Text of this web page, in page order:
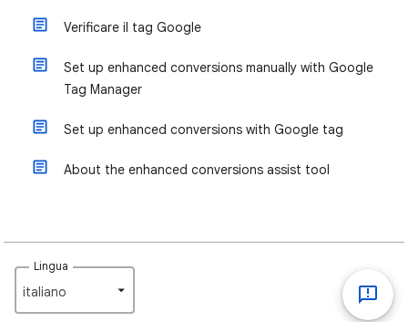
Verificare il tag Google
Set up enhanced conversions manually with Google
Tag Manager
Set up enhanced conversions with Google tag
About the enhanced conversions assist tool
Lingua
italiano‎